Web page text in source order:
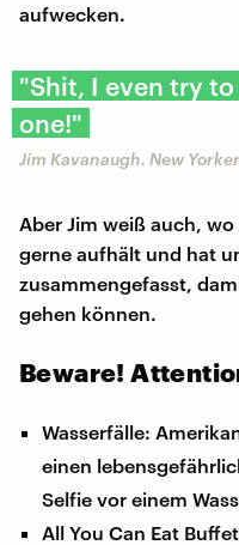
aufwecken.
"Shit, I even try
one!"
Jim Kavanaugh. New Yorker
Aber Jim weiß auch,
gerne aufhält und hat
zusammengefasst,
gehen können.
Beware!
Wasserfälle:
einen
Selfie vor einem
All You Can Eat